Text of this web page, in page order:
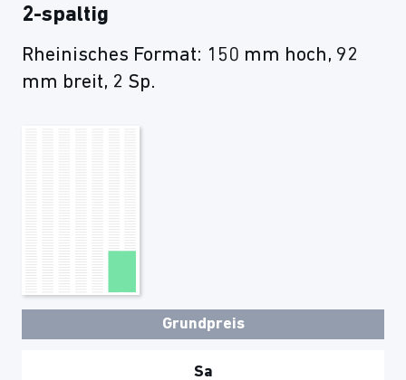
2-spaltig
Rheinisches Format: 150 mm hoch, 92
mm breit, 2 Sp.
Grundpreis
Sa